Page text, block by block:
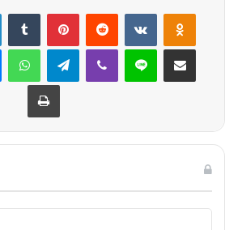
LinkedInTumblr PinterestReddit VKontakte
MessengerWhatsAppTelegramViber Line E-Posta ile
Yazdır